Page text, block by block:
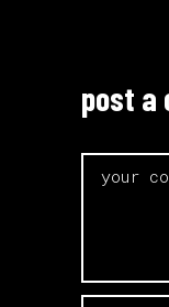
post a